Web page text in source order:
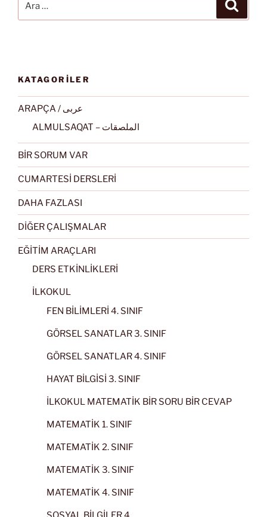
KATAGORİLER
ARAPÇA / عربى
ALMULSAQAT – الملصقات
BİR SORUM VAR
CUMARTESİ DERSLERİ
DAHA FAZLASI
DİĞER ÇALIŞMALAR
EĞİTİM ARAÇLARI
DERS ETKİNLİKLERİ
İLKOKUL
FEN BİLİMLERİ 4. SINIF
GÖRSEL SANATLAR 3. SINIF
GÖRSEL SANATLAR 4. SINIF
HAYAT BİLGİSİ 3. SINIF
İLKOKUL MATEMATİK BİR SORU BİR CEVAP
MATEMATİK 1. SINIF
MATEMATİK 2. SINIF
MATEMATİK 3. SINIF
MATEMATİK 4. SINIF